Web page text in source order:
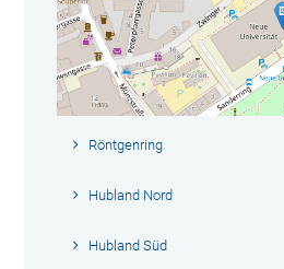
Röntgenring
Hubland Nord
Hubland Süd